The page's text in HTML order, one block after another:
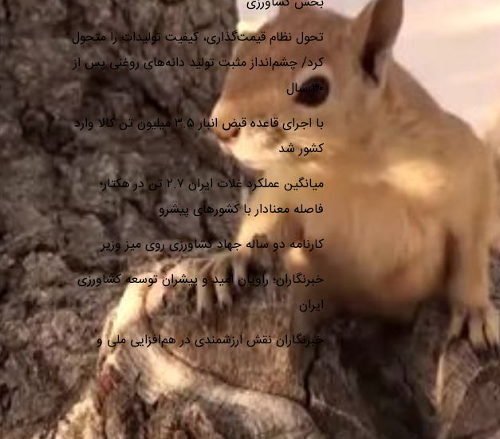
تحول نظام قیمت‌گذاری، کیفیت تولیدات را متحول
کرد/ چشم‌انداز مثبت تولید دانه‌های روغنی پس از
۳۰ سال
با اجرای قاعده قبض انبار ۳.۵ میلیون تن کالا وارد
کشور شد
میانگین عملکرد غلات ایران ۲.۷ تن در هکتار؛
فاصله معنادار با کشورهای پیشرو
کارنامه دو ساله جهاد کشاورزی روی میز وزیر
خبرنگاران؛ راویان امید و پیشران توسعه کشاورزی
ایران
خبرنگاران نقش ارزشمندی در هم‌افزایی ملی و
پیشبرد اهداف توسعه کشور ایفا می‌کنند
خبرنگاران پیام‌آوران آگاهى و نماد افتخار و
سربلندى جامعه هستند